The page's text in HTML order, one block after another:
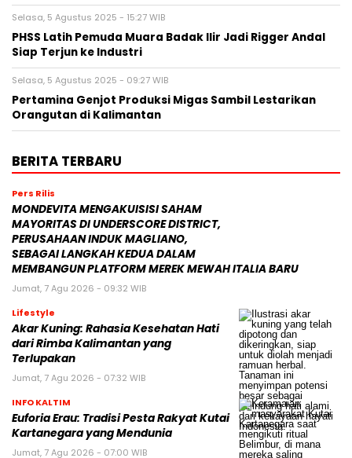
Selasa, 5 Agustus 2025 - 15:27 WIB
PHSS Latih Pemuda Muara Badak Ilir Jadi Rigger Andal
Siap Terjun ke Industri
Selasa, 5 Agustus 2025 - 09:27 WIB
Pertamina Genjot Produksi Migas Sambil Lestarikan
Orangutan di Kalimantan
BERITA TERBARU
Pers Rilis
MONDEVITA MENGAKUISISI SAHAM
MAYORITAS DI UNDERSCORE DISTRICT,
PERUSAHAAN INDUK MAGLIANO,
SEBAGAI LANGKAH KEDUA DALAM
MEMBANGUN PLATFORM MEREK MEWAH ITALIA BARU
Jumat, 7 Agu 2026 - 09:32 WIB
Lifestyle
Akar Kuning: Rahasia Kesehatan Hati
dari Rimba Kalimantan yang
Terlupakan
Jumat, 7 Agu 2026 - 07:32 WIB
INFO KALTIM
Euforia Erau: Tradisi Pesta Rakyat Kutai
Kartanegara yang Mendunia
Jumat, 7 Agu 2026 - 07:00 WIB